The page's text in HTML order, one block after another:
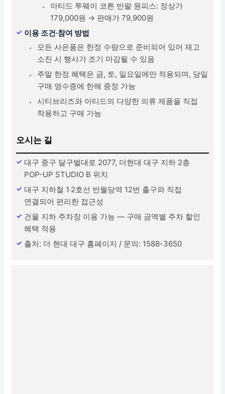
아티드 투웨이 코튼 반팔 원피스: 정상가
179,000원 → 판매가 79,900원
이용 조건·참여 방법
모든 사은품은 한정 수량으로 준비되어 있어 재고
소진 시 행사가 조기 마감될 수 있음
주말 한정 혜택은 금, 토, 일요일에만 적용되며, 당일
구매 영수증에 한해 증정 가능
시티브리즈와 아티드의 다양한 의류 제품을 직접
착용하고 구매 가능
오시는 길
대구 중구 달구벌대로 2077, 더현대 대구 지하 2층
POP-UP STUDIO B 위치
대구 지하철 1·2호선 반월당역 12번 출구와 직접
연결되어 편리한 접근성
건물 지하 주차장 이용 가능 — 구매 금액별 주차 할인
혜택 적용
출처: 더 현대 대구 홈페이지 / 문의: 1588-3650